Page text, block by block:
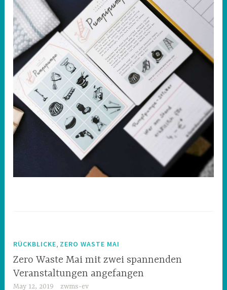
RÜCKBLICKE, ZERO WASTE MAI
Zero Waste Mai mit zwei spannenden
Veranstaltungen angefangen
May 12, 2019 zwms-ev